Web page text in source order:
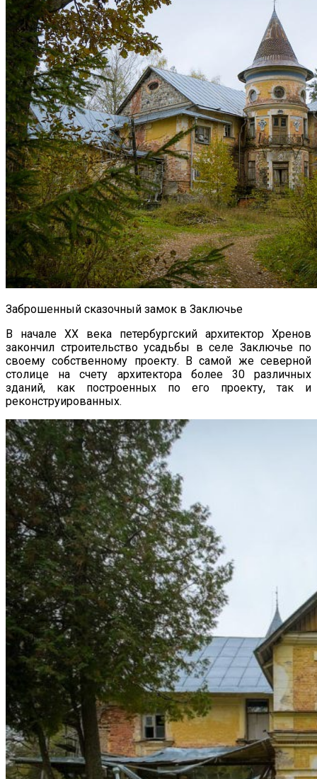
Заброшенный сказочный замок в Заключье
В начале XX века петербургский архитектор Хренов
закончил строительство усадьбы в селе Заключье по
своему собственному проекту. В самой же северной
столице на счету архитектора более 30 различных
зданий, как построенных по его проекту, так и
реконструированных.